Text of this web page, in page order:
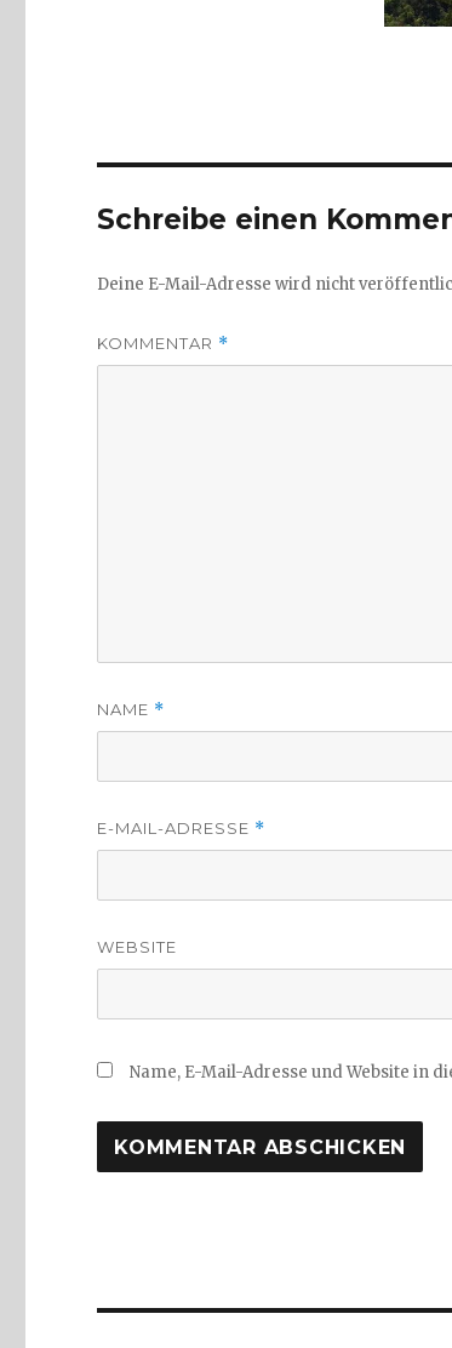
Schreibe einen
Deine E-Mail-Adresse wird nicht
KOMMENTAR *
NAME *
E-MAIL-ADRESSE *
WEBSITE
Name, E-Mail-Adresse und Website in